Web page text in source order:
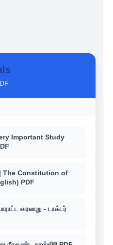
Important Study
The Constitution of
PDF
வரலாறு - டாக்டர்